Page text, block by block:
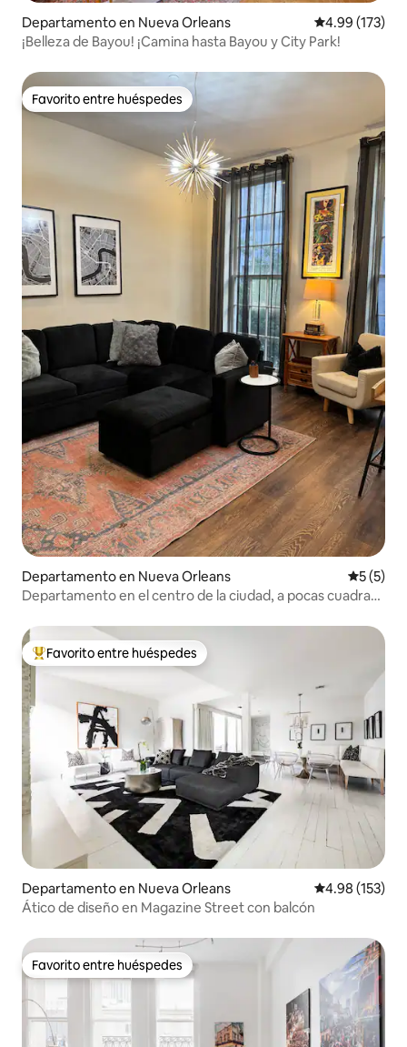
Departamento en Nueva Orleans Calificación
4.99 (173)
¡Belleza de Bayou! ¡Camina hasta Bayou y City Park!
Favorito entre huéspedes
Favorito entre huéspedes
Departamento en Nueva Orleans
5 (5)
Departamento en el centro de la ciudad, a pocas cuadras
De los mejores en Favorito entre huéspedes
Favorito entre huéspedes
Departamento en Nueva Orleans Calificación
4.98 (153)
Ático de diseño en Magazine Street con balcón
Favorito entre huéspedes
Favorito entre huéspedes